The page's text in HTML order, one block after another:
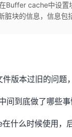
Buffer cache中设置
脏块的信息，信息包
版本过旧的问题
间到底做了哪些事
什么时候使用，